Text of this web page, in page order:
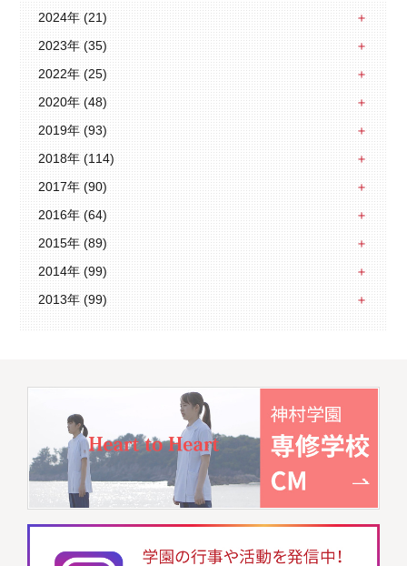
2024年 (21)
2023年 (35)
2022年 (25)
2020年 (48)
2019年 (93)
2018年 (114)
2017年 (90)
2016年 (64)
2015年 (89)
2014年 (99)
2013年 (99)